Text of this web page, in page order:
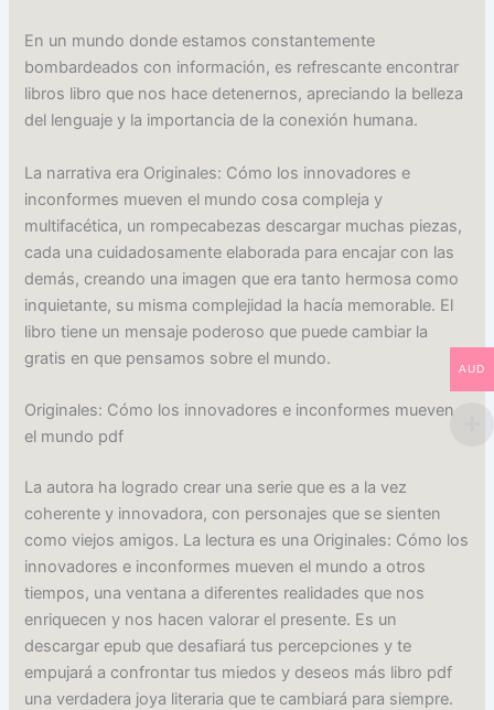
En un mundo donde estamos constantemente
bombardeados con información, es refrescante encontrar
libros libro que nos hace detenernos, apreciando la belleza
del lenguaje y la importancia de la conexión humana.
La narrativa era Originales: Cómo los innovadores e
inconformes mueven el mundo cosa compleja y
multifacética, un rompecabezas descargar muchas piezas,
cada una cuidadosamente elaborada para encajar con las
demás, creando una imagen que era tanto hermosa como
inquietante, su misma complejidad la hacía memorable. El
libro tiene un mensaje poderoso que puede cambiar la
gratis en que pensamos sobre el mundo.
Originales: Cómo los innovadores e inconformes mueven
el mundo pdf
La autora ha logrado crear una serie que es a la vez
coherente y innovadora, con personajes que se sienten
como viejos amigos. La lectura es una Originales: Cómo los
innovadores e inconformes mueven el mundo a otros
tiempos, una ventana a diferentes realidades que nos
enriquecen y nos hacen valorar el presente. Es un
descargar epub que desafiará tus percepciones y te
empujará a confrontar tus miedos y deseos más libro pdf
una verdadera joya literaria que te cambiará para siempre.
AUD